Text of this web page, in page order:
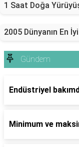
1 Saat Doğa
2005 Dünyanın En
Gündem
Endüstriyel
Minimum ve